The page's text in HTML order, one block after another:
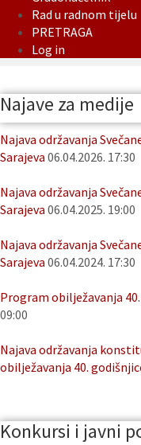
Rad u radnom tijelu
PRETRAGA
Log in
Najave za medije
Najava održavanja
Sarajeva 06.04.2026. 17:30
Najava održavanja
Sarajeva 06.04.2025. 19:00
Najava održavanja
Sarajeva 06.04.2024. 17:30
Program obilježavanja
09:00
Najava održavanja
obilježavanja 40.
Konkursi i javni